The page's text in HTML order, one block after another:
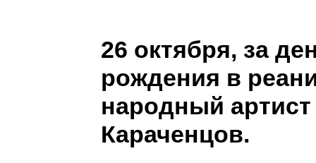
26 октября, за
рождения в
народный
Караченцов.